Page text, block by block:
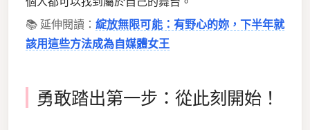
📚 延伸閱讀：綻放無限可能：有野心的妳，下半年就
該用這些方法成為自媒體女王
勇敢踏出第一步：從此刻開始！